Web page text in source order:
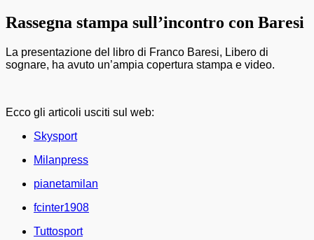
Rassegna stampa sull’incontro con Baresi
La presentazione del libro di Franco Baresi, Libero di
sognare, ha avuto un’ampia copertura stampa e video.
Ecco gli articoli usciti sul web:
Skysport
Milanpress
pianetamilan
fcinter1908
Tuttosport